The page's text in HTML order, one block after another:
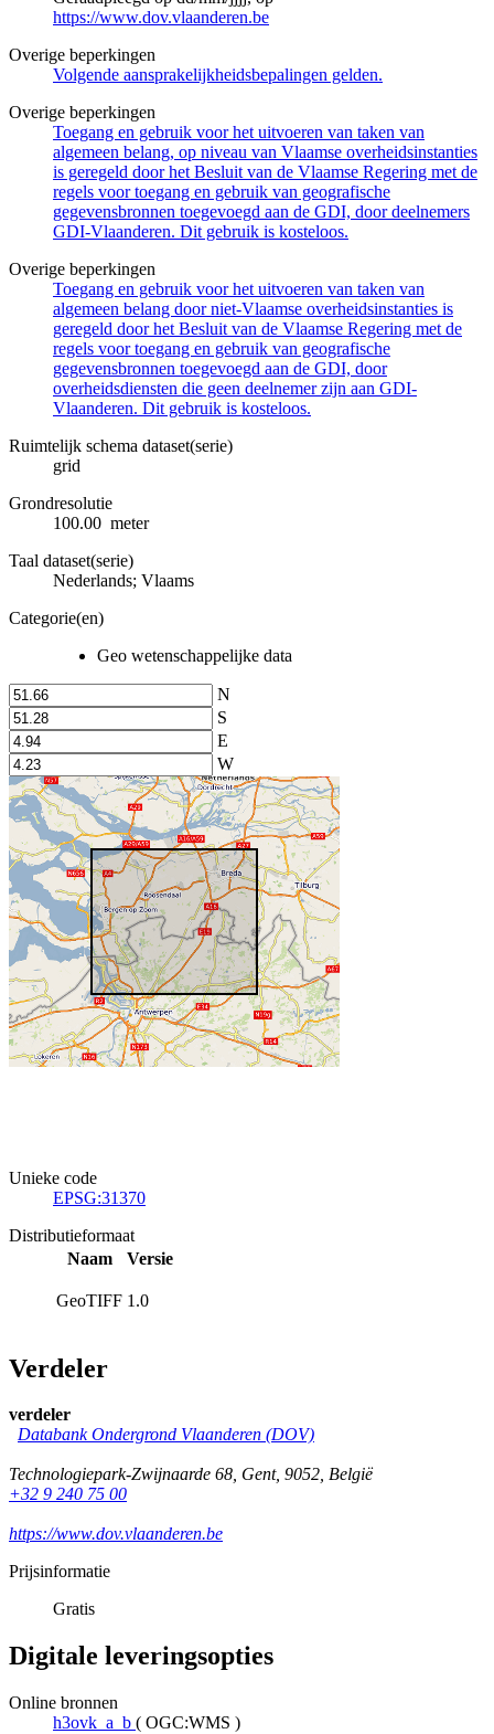
https://www.dov.vlaanderen.be
Overige beperkingen
Volgende aansprakelijkheidsbepalingen gelden.
Overige beperkingen
Toegang en gebruik voor het uitvoeren van taken van
algemeen belang, op niveau van Vlaamse overheidsinstanties
is geregeld door het Besluit van de Vlaamse Regering met de
regels voor toegang en gebruik van geografische
gegevensbronnen toegevoegd aan de GDI, door deelnemers
GDI-Vlaanderen. Dit gebruik is kosteloos.
Overige beperkingen
Toegang en gebruik voor het uitvoeren van taken van
algemeen belang door niet-Vlaamse overheidsinstanties is
geregeld door het Besluit van de Vlaamse Regering met de
regels voor toegang en gebruik van geografische
gegevensbronnen toegevoegd aan de GDI, door
overheidsdiensten die geen deelnemer zijn aan GDI-
Vlaanderen. Dit gebruik is kosteloos.
Ruimtelijk schema dataset(serie)
grid
Grondresolutie
100.00 meter
Taal dataset(serie)
Nederlands; Vlaams
Categorie(en)
Geo wetenschappelijke data
N
S
E
W
Unieke code
EPSG:31370
Distributieformaat
Naam
Versie
GeoTIFF 1.0
Verdeler
verdeler
Databank Ondergrond Vlaanderen (DOV)
Technologiepark-Zwijnaarde 68, Gent, 9052, België
+32 9 240 75 00
https://www.dov.vlaanderen.be
Prijsinformatie
Gratis
Digitale leveringsopties
Online bronnen
h3ovk_a_b ( OGC:WMS )